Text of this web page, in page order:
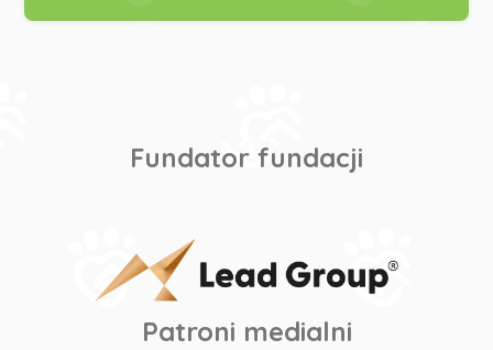
Fundator fundacji
Patroni medialni